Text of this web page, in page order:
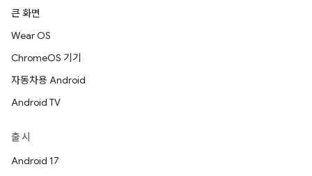
큰 화면
Wear OS
ChromeOS 기기
자동차용 Android
Android TV
출시
Android 17